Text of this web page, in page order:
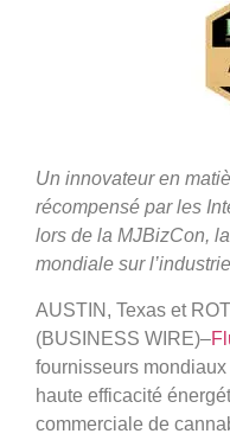
Un innovateur en
récompensé par les
lors de la MJBizCon,
mondiale sur
AUSTIN, Texas et
(BUSINESS WIRE)–
fournisseurs
haute efficacité
commerciale de